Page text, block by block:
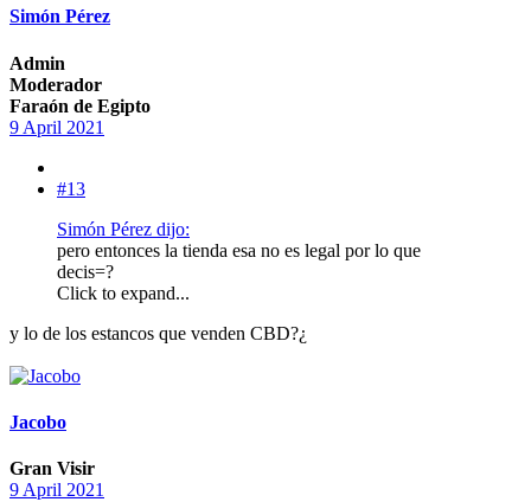
Simón Pérez
Admin
Moderador
Faraón de Egipto
9 April 2021
#13
Simón Pérez dijo:
pero entonces la tienda esa no es legal por lo que
decis=?
Click to expand...
y lo de los estancos que venden CBD?¿
Jacobo
Gran Visir
9 April 2021